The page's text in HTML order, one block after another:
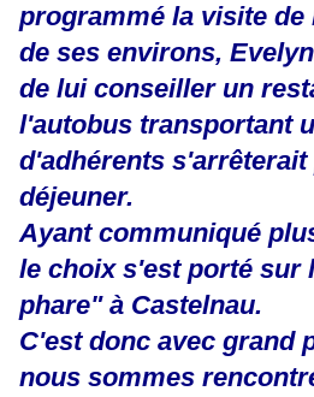
programmé la visite de
de ses environs,
de lui conseiller un
l'autobus transportant
d'adhérents
déjeuner.
Ayant communiqué
le choix s'est porté sur
phare" à Castelnau.
C'est donc avec grand
nous sommes